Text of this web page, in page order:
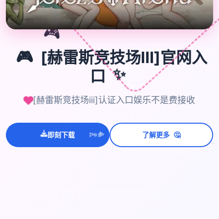
🎮
🎮 [赫雷斯竞技场III]官网入
口 ✨
[赫雷斯竞技场iii]认证入口娱乐不是费接收
即刻下载 ✨⭐💫 了解更多 🤔